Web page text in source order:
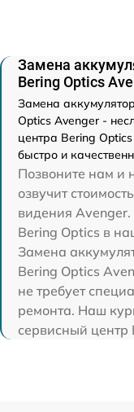
Замена
Bering Optics
Замена
Optics Avenger -
центра Bering
быстро и
Позвоните нам и
озвучит
видения
Bering Optics в
Замена
Bering Optics
не требует
ремонта. Наш
сервисный центр